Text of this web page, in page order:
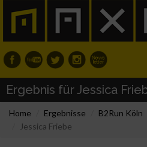
Ergebnis für Jessica
Home Ergebnisse B2Run Köln
Jessica Friebe